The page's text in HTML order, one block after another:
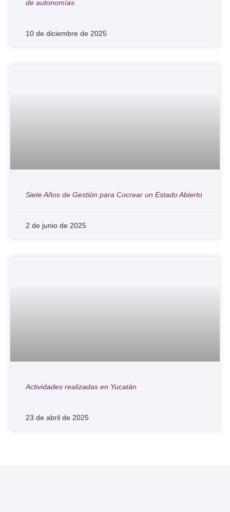
de autonomías
10 de diciembre de 2025
Siete Años de Gestión para Cocrear un Estado Abierto
2 de junio de 2025
Actividades realizadas en Yucatán
23 de abril de 2025